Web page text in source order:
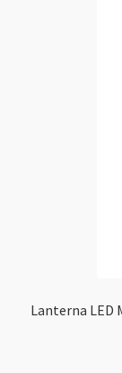
Lanterna LED